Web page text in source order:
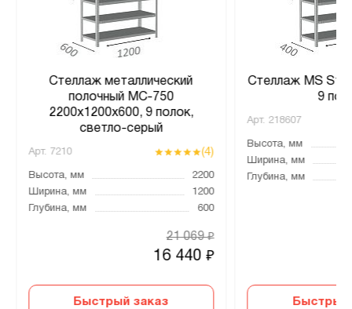
Стеллаж металлический
полочный МС-750
2200х1200х600, 9 полок,
светло-серый
Арт. 7210 (4)
Высота, мм
2200
Ширина, мм
1200
Глубина, мм
600
16 440₽
21 069₽
Быстрый заказ
Стеллаж MS
9
Арт. 218607
Высота, мм
Ширина, мм
Глубина, мм
Быстрый